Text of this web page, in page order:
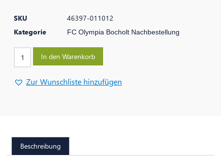
SKU
46397-011012
Kategorie
FC Olympia Bocholt Nachbestellung
In den Warenkorb
Zur Wunschliste hinzufügen
Beschreibung